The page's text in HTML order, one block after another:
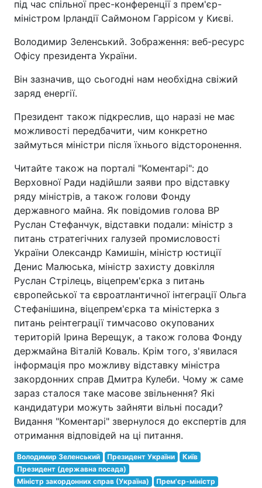
під час спільної прес-конференції з прем'єр-
міністром Ірландії Саймоном Гаррісом у Києві.
Володимир Зеленський. Зображення: веб-ресурс
Офісу президента України.
Він зазначив, що сьогодні нам необхідна свіжий
заряд енергії.
Президент також підкреслив, що наразі не має
можливості передбачити, чим конкретно
займуться міністри після їхнього відсторонення.
Читайте також на порталі "Коментарі": до
Верховної Ради надійшли заяви про відставку
ряду міністрів, а також голови Фонду
державного майна. Як повідомив голова ВР
Руслан Стефанчук, відставки подали: міністр з
питань стратегічних галузей промисловості
України Олександр Камишін, міністр юстиції
Денис Малюська, міністр захисту довкілля
Руслан Стрілець, віцепрем'єрка з питань
європейської та євроатлантичної інтеграції Ольга
Стефанішина, віцепрем'єрка та міністерка з
питань реінтеграції тимчасово окупованих
територій Ірина Верещук, а також голова Фонду
держмайна Віталій Коваль. Крім того, з'явилася
інформація про можливу відставку міністра
закордонних справ Дмитра Кулеби. Чому ж саме
зараз сталося таке масове звільнення? Які
кандидатури можуть зайняти вільні посади?
Видання "Коментарі" звернулося до експертів для
отримання відповідей на ці питання.
Володимир Зеленський Президент України
Київ
Президент (державна посада)
Міністр закордонних справ (Україна)
Прем'єр-міністр